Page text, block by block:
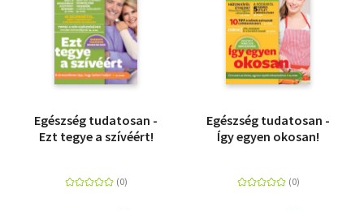
Egészség tudatosan -
Ezt tegye a szívéért!
Egészség tudatosan -
Így egyen okosan!